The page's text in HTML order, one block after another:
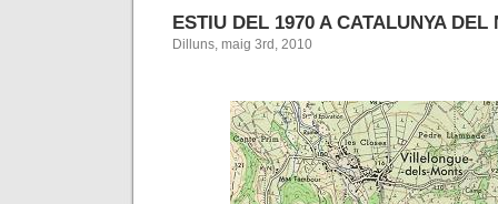
ESTIU DEL 1970 A CATALUNYA DEL
Dilluns, maig 3rd, 2010